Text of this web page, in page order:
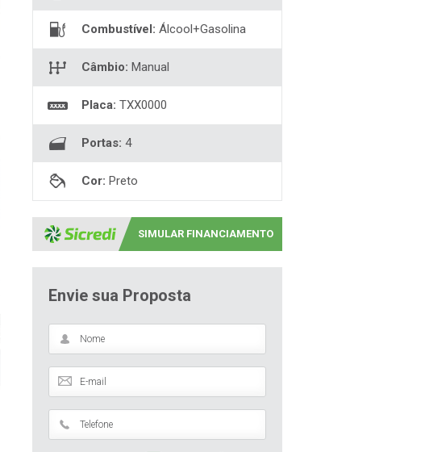
Combustível: Álcool+Gasolina
Câmbio: Manual
Placa: TXX0000
Portas: 4
Cor: Preto
SIMULAR FINANCIAMENTO
Envie sua Proposta